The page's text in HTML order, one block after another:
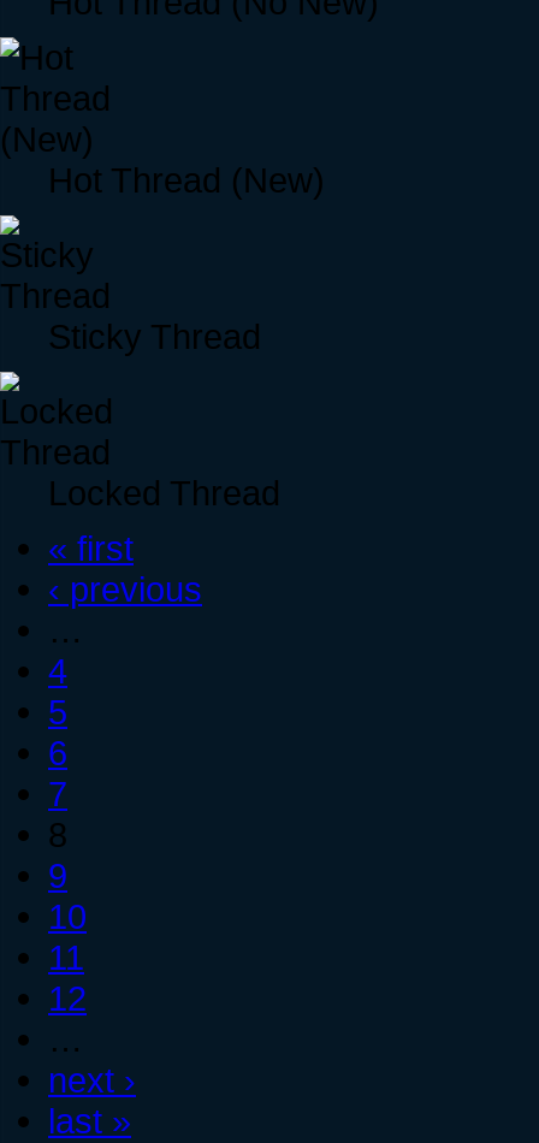
Hot Thread (New)
Sticky Thread
Locked Thread
« first
‹ previous
…
4
5
6
7
8
9
10
11
12
…
next ›
last »